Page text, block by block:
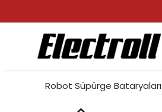
Robot Süpürge Bataryaları